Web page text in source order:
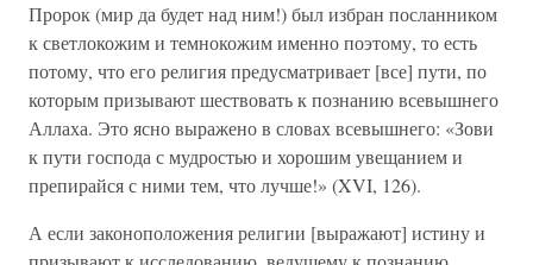
Пророк (мир да будет над ним!) был избран посланником
к светлокожим и темнокожим именно поэтому, то есть
потому, что его религия предусматривает [все] пути, по
которым призывают шествовать к познанию всевышнего
Аллаха. Это ясно выражено в словах всевышнего: «Зови
к пути господа с мудростью и хорошим увещанием и
препирайся с ними тем, что лучше!» (XVI, 126).
А если законоположения религии [выражают] истину и